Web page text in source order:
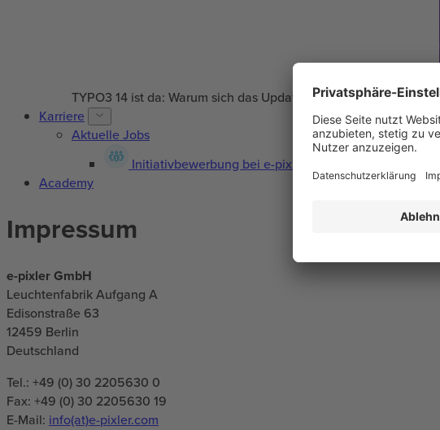
TYPO3 14 ist da: Warum sich das Update für Ihre Webseite lohnt
Karriere
Aktuelle Jobs
Initiativbewerbung bei e-pixler
Academy
Impressum
e-pixler GmbH
Leuchtenfabrik Aufgang A
Edisonstraße 63
12459 Berlin
Deutschland
Tel.: +49 (0) 30 2205630 0
Fax: +49 (0) 30 2205630 19
E-Mail: info(at)e-pixler.com